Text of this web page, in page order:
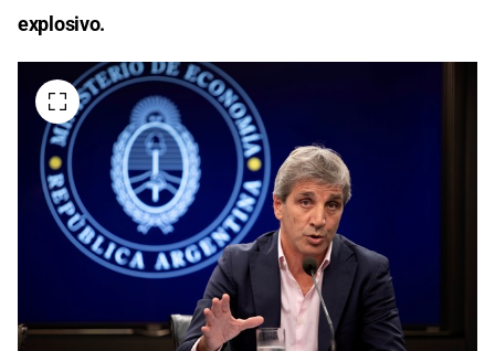
explosivo.